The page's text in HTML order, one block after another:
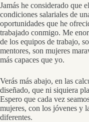
Jamás he considerado que
condiciones salariales de
oportunidades que he
trabajado conmigo. Me
de los equipos de trabajo,
mentores, son mujeres
más capaces que yo.
Verás más abajo, en las
diseñado, que ni siquiera
Espero que cada vez
mujeres, con los jóvenes y
diferentes.